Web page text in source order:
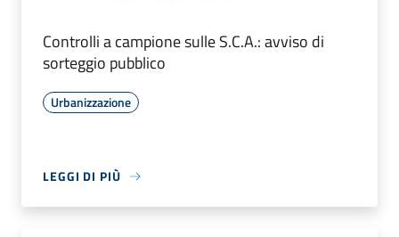
Controlli a campione sulle S.C.A.: avviso di
sorteggio pubblico
Urbanizzazione
LEGGI DI PIÙ